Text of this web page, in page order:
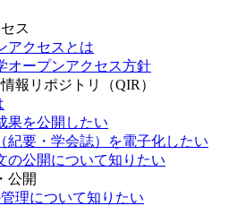
ス
アクセスとは
オープンアクセス方針
報リポジトリ（QIR）
果を公開したい
紀要・学会誌）を電子化したい
の公開について知りたい
公開
理について知りたい